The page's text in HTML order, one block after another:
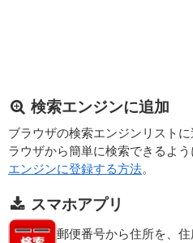
検索エンジンに追加
ブラウザの検索エンジンリスト
ラウザから簡単に検索できるよう
エンジンに登録する方法。
スマホアプリ
郵便番号から住所を、